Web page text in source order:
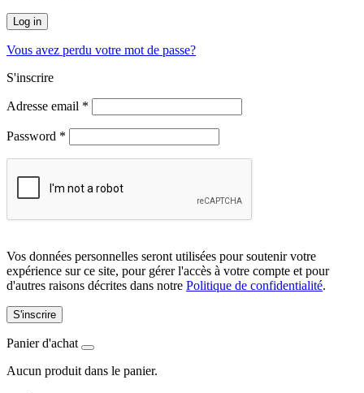
Log in
Vous avez perdu votre mot de passe?
S'inscrire
Adresse email *
Password *
Vos données personnelles seront utilisées pour soutenir votre
expérience sur ce site, pour gérer l'accès à votre compte et pour
d'autres raisons décrites dans notre Politique de confidentialité.
S'inscrire
Panier d'achat
Aucun produit dans le panier.